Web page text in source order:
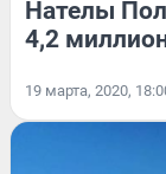
Нателы
4,2
19 марта, 2020,